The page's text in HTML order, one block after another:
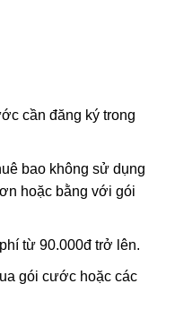
cần đăng ký trong
bao không sử dụng
hoặc bằng với gói
từ 90.000đ trở lên.
gói cước hoặc các